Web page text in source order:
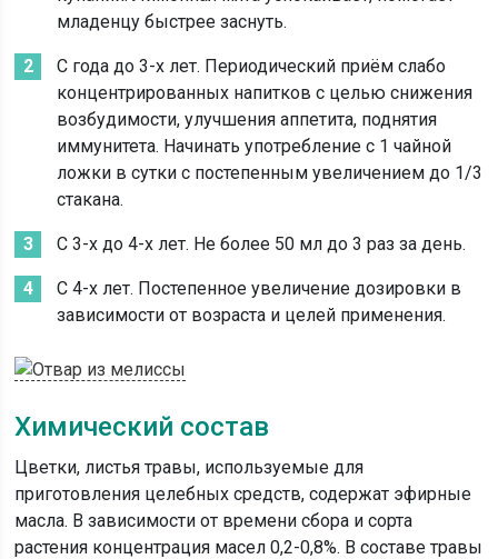
младенцу быстрее заснуть.
С года до 3-х лет. Периодический приём слабо
концентрированных напитков с целью снижения
возбудимости, улучшения аппетита, поднятия
иммунитета. Начинать употребление с 1 чайной
ложки в сутки с постепенным увеличением до 1/3
стакана.
С 3-х до 4-х лет. Не более 50 мл до 3 раз за день.
С 4-х лет. Постепенное увеличение дозировки в
зависимости от возраста и целей применения.
Химический состав
Цветки, листья травы, используемые для
приготовления целебных средств, содержат эфирные
масла. В зависимости от времени сбора и сорта
растения концентрация масел 0,2-0,8%. В составе травы